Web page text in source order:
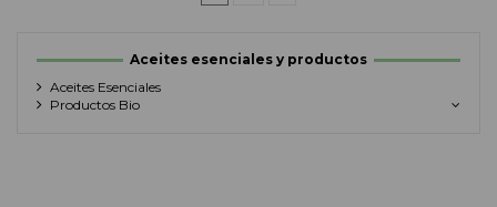
Aceites esenciales y productos
Aceites Esenciales
Productos Bio